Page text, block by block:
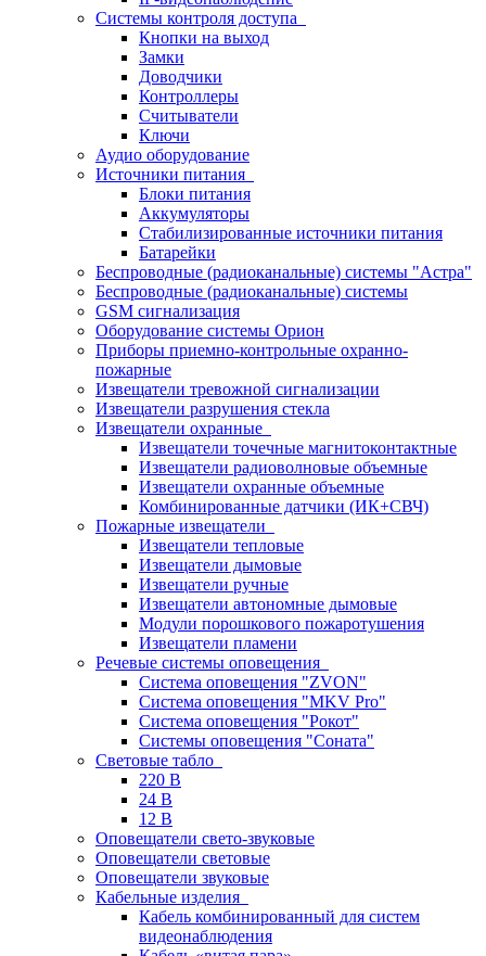
Системы контроля доступа
Кнопки на выход
Замки
Доводчики
Контроллеры
Считыватели
Ключи
Аудио оборудование
Источники питания
Блоки питания
Аккумуляторы
Стабилизированные источники питания
Батарейки
Беспроводные (радиоканальные) системы "Астра"
Беспроводные (радиоканальные) системы
GSM сигнализация
Оборудование системы Орион
Приборы приемно-контрольные охранно-
пожарные
Извещатели тревожной сигнализации
Извещатели разрушения стекла
Извещатели охранные
Извещатели точечные магнитоконтактные
Извещатели радиоволновые объемные
Извещатели охранные объемные
Комбинированные датчики (ИК+СВЧ)
Пожарные извещатели
Извещатели тепловые
Извещатели дымовые
Извещатели ручные
Извещатели автономные дымовые
Модули порошкового пожаротушения
Извещатели пламени
Речевые системы оповещения
Система оповещения "ZVON"
Система оповещения "MKV Pro"
Система оповещения "Рокот"
Системы оповещения "Соната"
Световые табло
220 В
24 В
12 В
Оповещатели свето-звуковые
Оповещатели световые
Оповещатели звуковые
Кабельные изделия
Кабель комбинированный для систем
видеонаблюдения